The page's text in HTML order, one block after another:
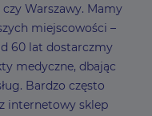
Warszawy. Mamy
miejscowości –
60 lat dostarczmy
medyczne, dbając
Bardzo często
internetowy sklep